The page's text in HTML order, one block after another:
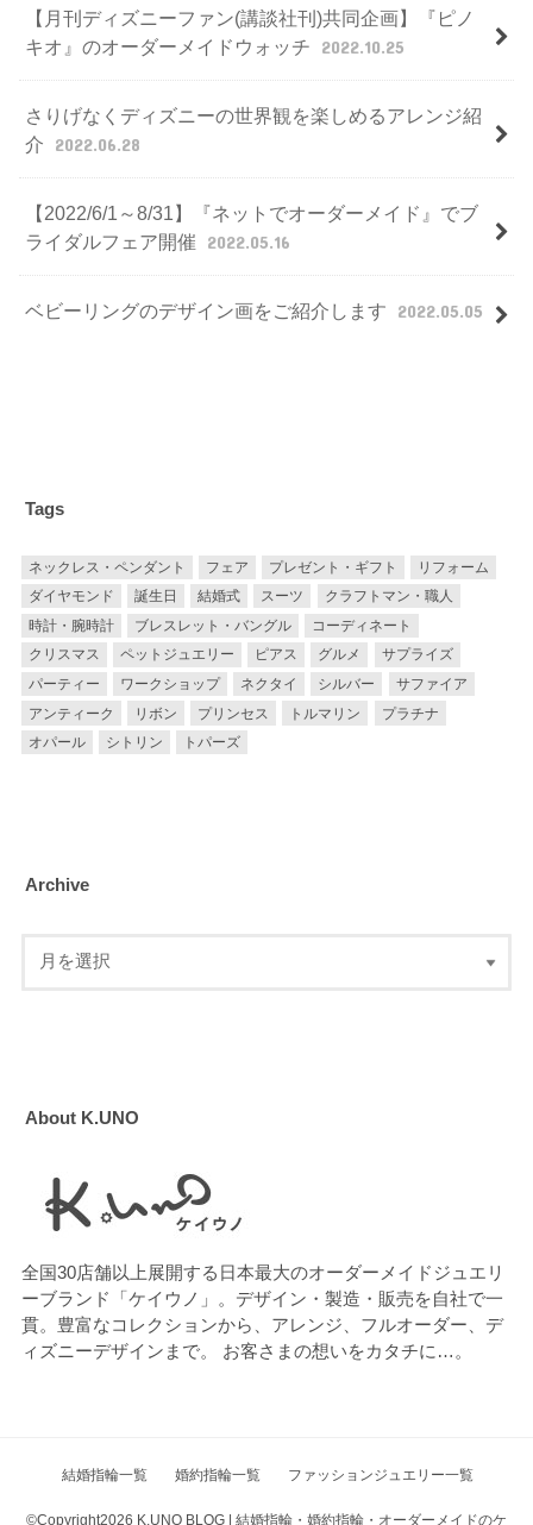
【月刊ディズニーファン(講談社刊)共同企画】『ピノ
キオ』のオーダーメイドウォッチ
2022.10.25
さりげなくディズニーの世界観を楽しめるアレンジ紹
介
2022.06.28
【2022/6/1～8/31】『ネットでオーダーメイド』でブ
ライダルフェア開催
2022.05.16
ベビーリングのデザイン画をご紹介します 2022.05.05
Tags
ネックレス・ペンダント フェア プレゼント・ギフト
リフォーム
ダイヤモンド
誕生日 結婚式 スーツ
クラフトマン・職人
時計・腕時計
ブレスレット・バングル
コーディネート
クリスマス
ペットジュエリー ピアス グルメ
サプライズ
パーティー
ワークショップ ネクタイ シルバー
サファイア
アンティーク
リボン プリンセス トルマリン
プラチナ
オパール
シトリン トパーズ
Archive
About K.UNO
全国30店舗以上展開する日本最大のオーダーメイドジュエリ
ーブランド「ケイウノ」。デザイン・製造・販売を自社で一
貫。豊富なコレクションから、アレンジ、フルオーダー、デ
ィズニーデザインまで。 お客さまの想いをカタチに…。
結婚指輪一覧 婚約指輪一覧 ファッションジュエリー一覧
©Copyright2026 K.UNO BLOG | 結婚指輪・婚約指輪・オーダーメイドのケ